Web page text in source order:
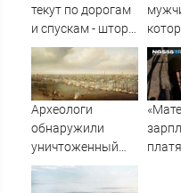
текут по дорогам
и спускам - шторм
«нарезал задач»
горожанам и
службам
Сызрани
Археологи
обнаружили
уничтоженный
эскадрой
Нельсона